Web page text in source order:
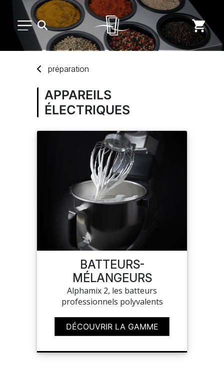
ARTS DE LA TABLE
USAGE UNIQUE
DISTRIBUTION DE REPAS
NOUVEAUTÉS
MON COMPTE
MES LISTES
MA COMMANDE
préparation
APPAREILS
ÉLECTRIQUES
BATTEURS-
MÉLANGEURS
Alphamix 2, les batteurs
professionnels polyvalents
DÉCOUVRIR LA GAMME